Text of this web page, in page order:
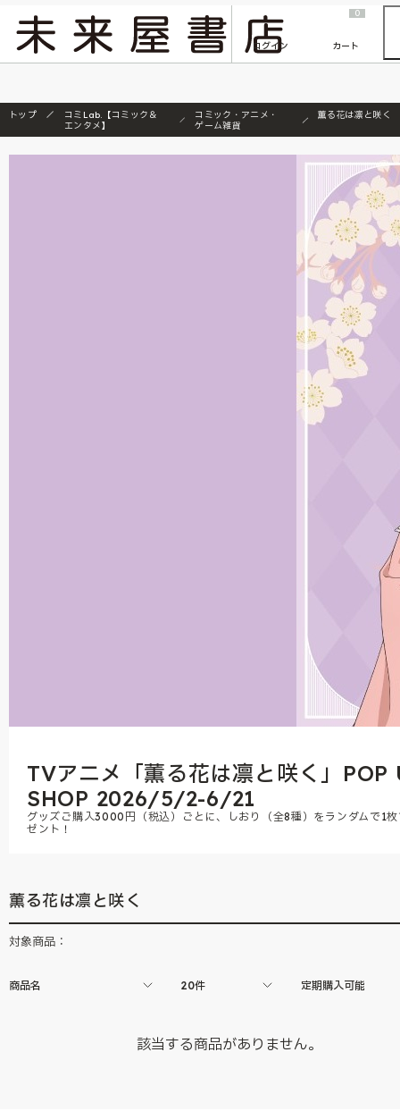
『ONE PIECE magazine 021 ONE PIECEカード付き同梱版』発売延期のご案内
ログイン
0
カート
トップ
コミLab.【コミック＆
エンタメ】
コミック・アニメ・
ゲーム雑貨
薫る花は凛と咲く
TVアニメ「薫る花は凛と咲く」POP
SHOP 2026/5/2-6/21
グッズご購入3000円（税込）ごとに、しおり（全8種）をランダムで1
ゼント！
薫る花は凛と咲く
対象商品：
商品名 20件 定期購入可能
該当する商品がありません。